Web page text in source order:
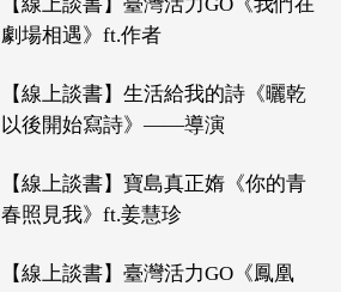
劇場相遇》ft.作者
【線上談書】生活給我的詩《曬乾
以後開始寫詩》——導演
【線上談書】寶島真正媠《你的青
春照見我》ft.姜慧珍
【線上談書】臺灣活力GO《鳳凰